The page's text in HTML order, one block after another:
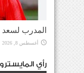
المدرب لسعد
أغسطس 8, 2026
رأي المايسترو